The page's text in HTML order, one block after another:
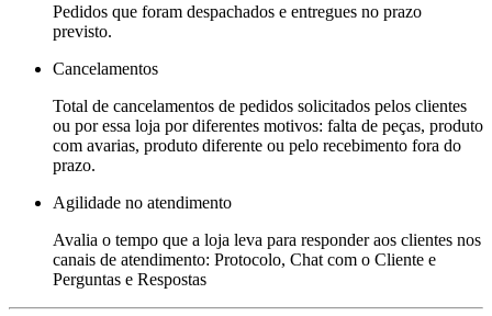
Pedidos que foram despachados e entregues no prazo
previsto.
Cancelamentos
Total de cancelamentos de pedidos solicitados pelos clientes
ou por essa loja por diferentes motivos: falta de peças, produto
com avarias, produto diferente ou pelo recebimento fora do
prazo.
Agilidade no atendimento
Avalia o tempo que a loja leva para responder aos clientes nos
canais de atendimento: Protocolo, Chat com o Cliente e
Perguntas e Respostas